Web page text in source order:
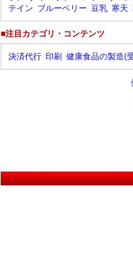
テイン ブルーベリー 豆乳 寒天
■注目カテゴリ・コンテンツ
決済代行 印刷 健康食品の製造(